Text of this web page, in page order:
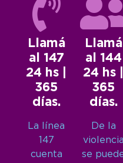
Llamá
al 147
24 hs |
365
días.
La línea
147
cuenta
Llamá
al 144
24 hs |
365
días.
De la
violencia
se